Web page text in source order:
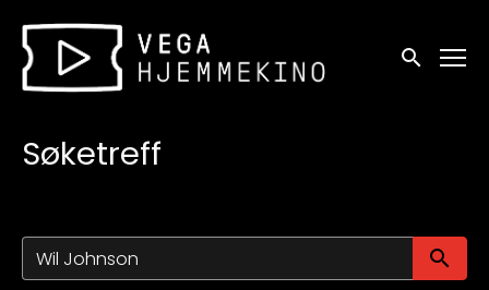
Tilgjengelighetslenker
Søk
Søketreff